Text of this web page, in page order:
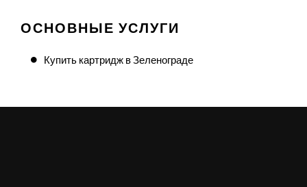
ОСНОВНЫЕ УСЛУГИ
Купить картридж в Зеленограде